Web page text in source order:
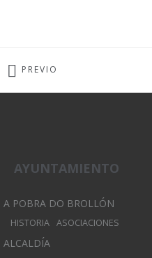
PREVIO
AYUNTAMIENTO
A POBRA DO BROLLÓN
HISTORIA ASOCIACIONES
ALCALDÍA